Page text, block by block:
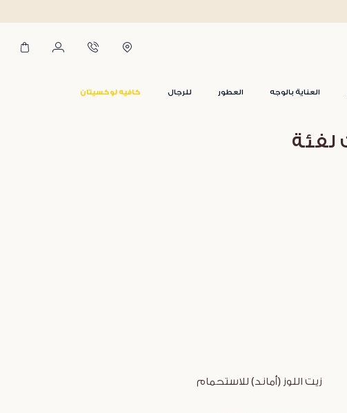
العناية بالوجه العطور للرجال كافيه لوكسيتان
زيت اللوز (أماند) للاستحمام